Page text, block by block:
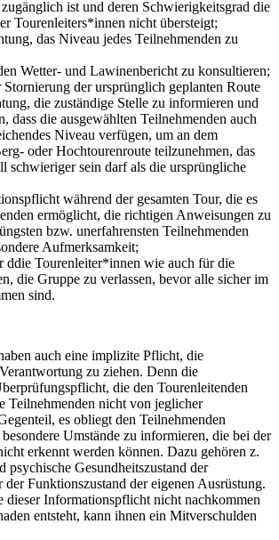
ist und deren Schwierigkeitsgrad die
Tourenleiters*innen nicht übersteigt;
das Niveau jedes Teilnehmenden zu
Wetter- und Lawinenbericht zu konsultieren;
der ursprünglich geplanten Route
die zuständige Stelle zu informieren und
dass die ausgewählten Teilnehmenden auch
Niveau verfügen, um an dem
oder Hochtourenroute teilzunehmen, das
schwieriger sein darf als die ursprüngliche
während der gesamten Tour, die es
ermöglicht, die richtigen Anweisungen zu
bzw. unerfahrensten Teilnehmenden
Aufmerksamkeit;
ddie Tourenleiter*innen wie auch für die
die Gruppe zu verlassen, bevor alle sicher im
sind.
auch eine implizite Pflicht, die
zu ziehen. Denn die
die den Tourenleitenden
Teilnehmenden nicht von jeglicher
es obliegt den Teilnehmenden
Umstände zu informieren, die bei der
erkennt werden können. Dazu gehören z.
psychische Gesundheitszustand der
der Funktionszustand der eigenen Ausrüstung.
dieser Informationspflicht nicht nachkommen
entsteht, kann ihnen ein Mitverschulden